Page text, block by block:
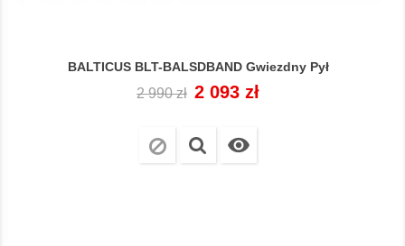
BALTICUS BLT-BALSDBAND Gwiezdny Pył
Cena
2 990 zł Cena
2 093 zł
